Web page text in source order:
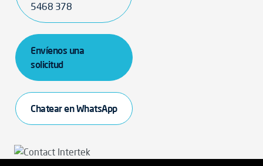
5468 378
Envíenos una
solicitud
Chatear en WhatsApp